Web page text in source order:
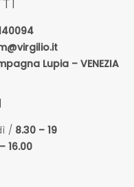
Lupia – VENEZIA
/ 8.30 – 19
16.00